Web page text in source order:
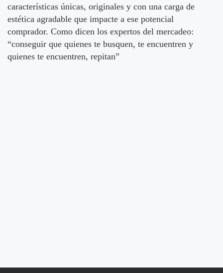
características únicas, originales y con una carga de
estética agradable que impacte a ese potencial
comprador. Como dicen los expertos del mercadeo:
“conseguir que quienes te busquen, te encuentren y
quienes te encuentren, repitan”